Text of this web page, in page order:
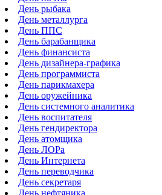
День рыбака
День металлурга
День ППС
День барабанщика
День финансиста
День дизайнера-графика
День программиста
День парикмахера
День оружейника
День системного аналитика
День воспитателя
День гендиректора
День атомщика
День ЛОРа
День Интернета
День переводчика
День секретаря
День нефтяника